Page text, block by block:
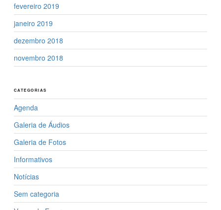
fevereiro 2019
janeiro 2019
dezembro 2018
novembro 2018
CATEGORIAS
Agenda
Galeria de Áudios
Galeria de Fotos
Informativos
Notícias
Sem categoria